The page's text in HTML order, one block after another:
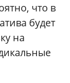
что в
будет
на